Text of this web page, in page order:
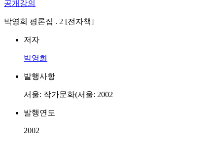
공개강의
박영희 평론집 . 2 [전자책]
저자
박영희
발행사항
서울: 작가문화(서울: 2002
발행연도
2002